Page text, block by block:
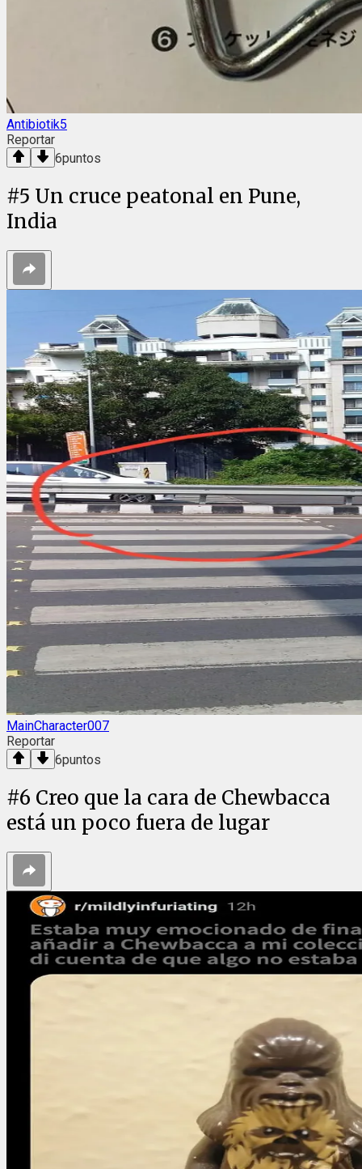
Antibiotik5
Reportar
6puntos
#5 Un cruce peatonal en Pune,
India
MainCharacter007
Reportar
6puntos
#6 Creo que la cara de Chewbacca
está un poco fuera de lugar